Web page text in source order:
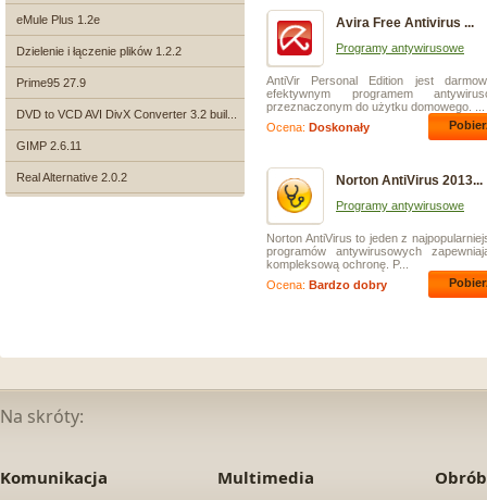
eMule Plus 1.2e
Dzielenie i łączenie plików 1.2.2
Prime95 27.9
DVD to VCD AVI DivX Converter 3.2 buil...
GIMP 2.6.11
Real Alternative 2.0.2
Avira Free Antivirus ...
Programy antywirusowe
AntiVir Personal Edition jest
efektywnym programem
przeznaczonym do użytku domowego. ...
Ocena: Doskonały
Norton AntiVirus 2013...
Programy antywirusowe
Norton AntiVirus to jeden z
programów antywirusowych
kompleksową ochronę. P...
Ocena: Bardzo dobry
Na skróty:
Komunikacja Multimedia